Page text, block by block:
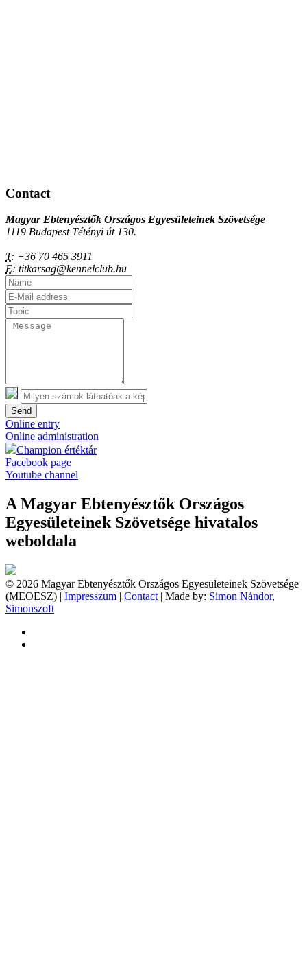
Contact
Magyar Ebtenyésztők Országos Egyesületeinek Szövetsége
1119 Budapest Tétényi út 130.
T: +36 70 465 3911
E: titkarsag@kennelclub.hu
Send
Online entry
Online administration
Champion értéktár
Facebook page
Youtube channel
A Magyar Ebtenyésztők Országos
Egyesületeinek Szövetsége hivatalos
weboldala
© 2026 Magyar Ebtenyésztők Országos Egyesületeinek Szövetsége
(MEOESZ) | Impresszum | Contact | Made by: Simon Nándor,
Simonszoft